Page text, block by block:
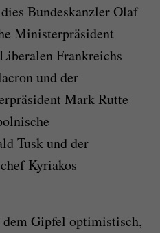
Bundeskanzler Olaf
Ministerpräsident
Frankreichs
und der
Mark Rutte
Tusk und der
Kyriakos
dem Gipfel optimistisch,